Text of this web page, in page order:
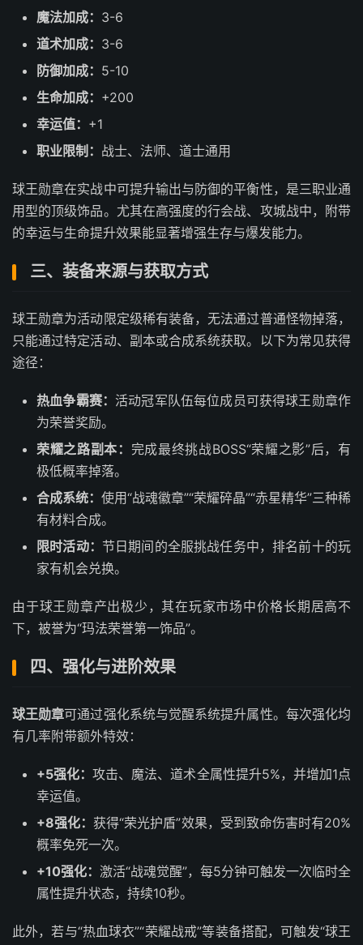
魔法加成： 3-6
道术加成： 3-6
防御加成： 5-10
生命加成： +200
幸运值： +1
职业限制： 战士、法师、道士通用
球王勋章在实战中可提升输出与防御的平衡性，是三职业通
用型的顶级饰品。尤其在高强度的行会战、攻城战中，附带
的幸运与生命提升效果能显著增强生存与爆发能力。
三、装备来源与获取方式
球王勋章为活动限定级稀有装备，无法通过普通怪物掉落，
只能通过特定活动、副本或合成系统获取。以下为常见获得
途径：
热血争霸赛： 活动冠军队伍每位成员可获得球王勋章作
为荣誉奖励。
荣耀之路副本： 完成最终挑战BOSS“荣耀之影”后，有
极低概率掉落。
合成系统： 使用“战魂徽章”“荣耀碎晶”“赤星精华”三种稀
有材料合成。
限时活动： 节日期间的全服挑战任务中，排名前十的玩
家有机会兑换。
由于球王勋章产出极少，其在玩家市场中价格长期居高不
下，被誉为“玛法荣誉第一饰品”。
四、强化与进阶效果
球王勋章可通过强化系统与觉醒系统提升属性。每次强化均
有几率附带额外特效：
+5强化：攻击、魔法、道术全属性提升5%，并增加1点
幸运值。
+8强化：获得“荣光护盾”效果，受到致命伤害时有20%
概率免死一次。
+10强化： 激活“战魂觉醒”，每5分钟可触发一次临时全
属性提升状态，持续10秒。
此外，若与“热血球衣”“荣耀战戒”等装备搭配，可触发“球王